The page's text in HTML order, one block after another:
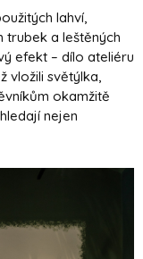
lahví,
a leštěných
efekt – dílo ateliéru
vložili světýlka,
okamžitě
nejen